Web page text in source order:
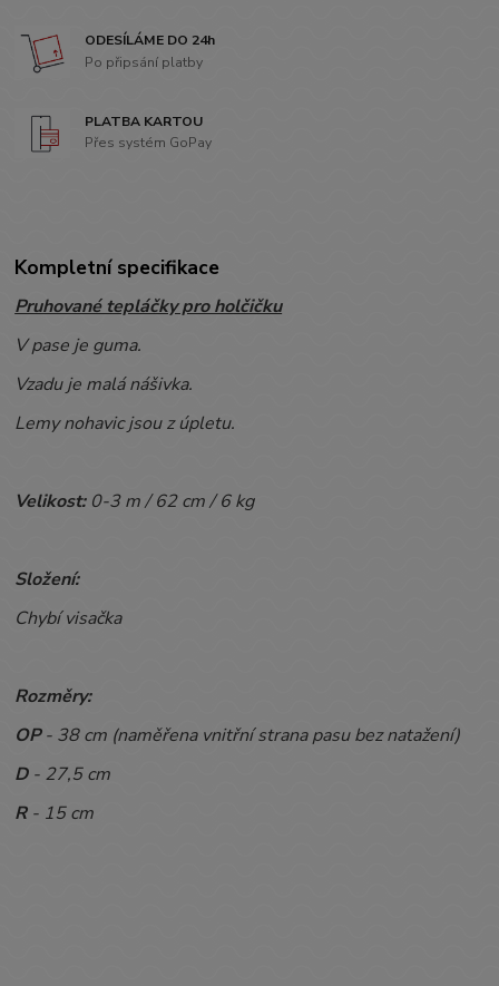
ODESÍLÁME DO 24h
Po připsání platby
PLATBA KARTOU
Přes systém GoPay
Kompletní specifikace
Pruhované tepláčky pro holčičku
V pase je guma.
Vzadu je malá nášivka.
Lemy nohavic jsou z úpletu.
Velikost:0-3 m / 62 cm / 6 kg
Složení:
Chybí visačka
Rozměry:
OP- 38cm (naměřena vnitřní strana pasu bez natažení)
D - 27,5 cm
R- 15 cm